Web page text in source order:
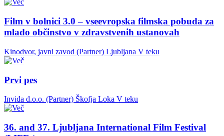
Film v bolnici 3.0 – vseevropska filmska pobuda za
mlado občinstvo v zdravstvenih ustanovah
Kinodvor, javni zavod (Partner) Ljubljana V teku
Prvi pes
Invida d.o.o. (Partner) Škofja Loka V teku
36. and 37. Ljubljana International Film Festival